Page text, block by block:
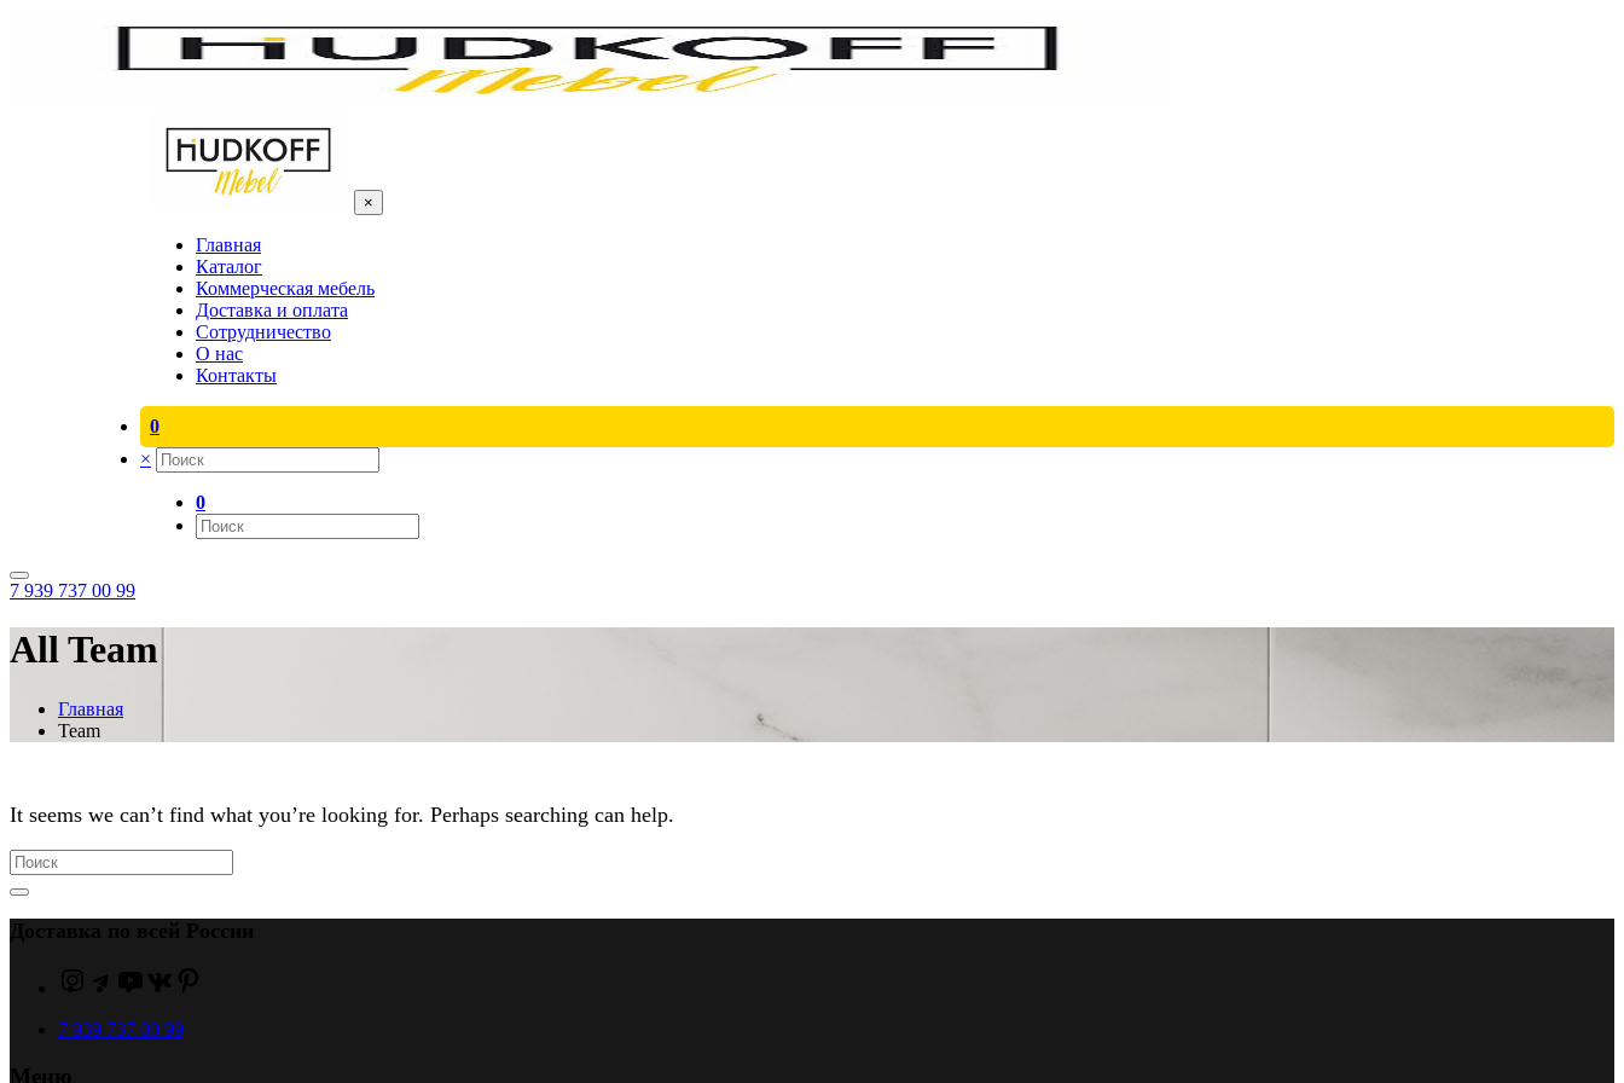
×
Главная
Каталог
Коммерческая мебель
Доставка и оплата
Сотрудничество
О нас
Контакты
0
×
0
7 939 737 00 99
All Team
Главная
Team
It seems we can’t find what you’re looking for. Perhaps searching can help.
Доставка по всей России
7 939 737 00 99
Меню